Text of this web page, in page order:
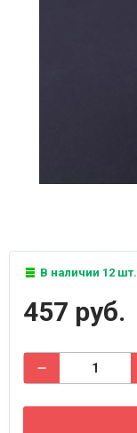
В наличии 12 шт.
457 руб.